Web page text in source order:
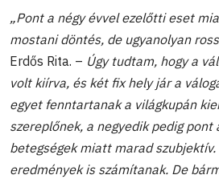
„Pont a négy évvel ezelőtti eset
mostani döntés, de ugyanolyan
Erdős Rita. – Úgy tudtam, hogy a
volt kiírva, és két fix hely jár a
egyet fenntartanak a világkupán
szereplőnek, a negyedik pedig pont
betegségek miatt marad
eredmények is számítanak. De